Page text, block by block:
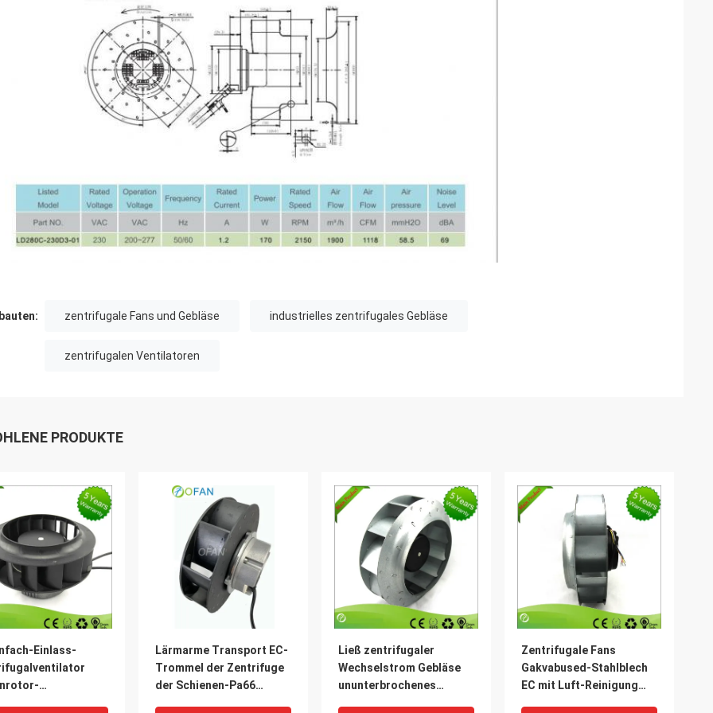
zentrifugale Fans und Gebläse industrielles zentrifugales Gebläse
zentrifugalen Ventilatoren
PRODUKTE
Einlass-
Lärmarme Transport EC-
Trommel der Zentrifuge
der Schienen-Pa66
Ließ zentrifugaler
Wechselstrom Gebläse
ununterbrochenes
Zentrifugale Fans
Gakvabused-Stahlblech
EC mit Luft-Reinigung